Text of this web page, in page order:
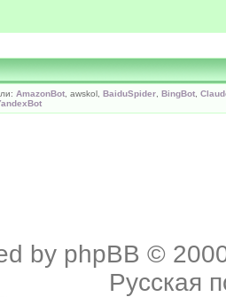
AmazonBot , awskol, BaiduSpider BingBot
by phpBB ©
Русская